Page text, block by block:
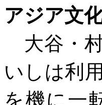
アジア文
大谷・
いしは利用
を機に一